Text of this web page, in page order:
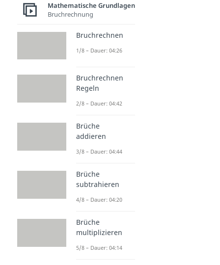
Mathematische Grundlagen
Bruchrechnung
Bruchrechnen
1/8 – Dauer: 04:26
Bruchrechnen
Regeln
2/8 – Dauer: 04:42
Brüche
addieren
3/8 – Dauer: 04:44
Brüche
subtrahieren
4/8 – Dauer: 04:20
Brüche
multiplizieren
5/8 – Dauer: 04:14